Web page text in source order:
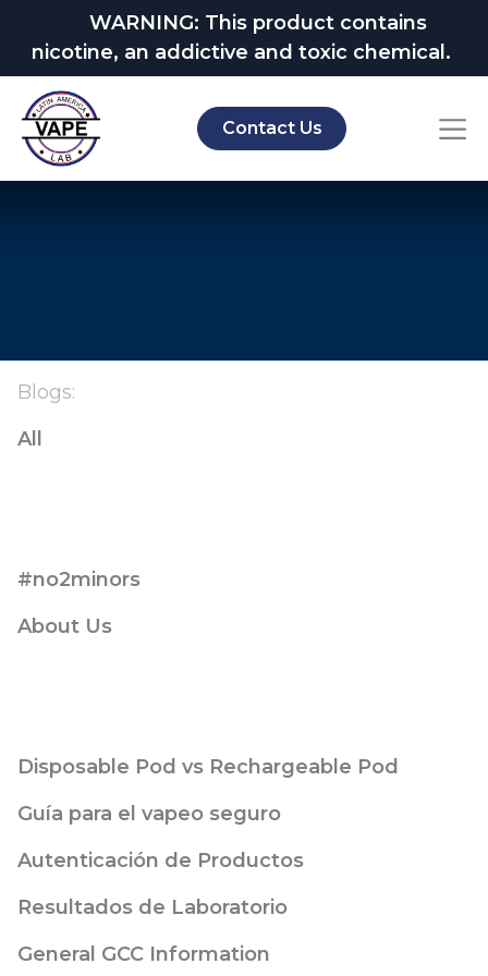
WARNING: This product contains
nicotine, an addictive and toxic chemical.
Contact Us
Blogs:
All
#no2minors
About Us
Disposable Pod vs Rechargeable Pod
Guía para el vapeo seguro
Autenticación de Productos
Resultados de Laboratorio
General GCC Information